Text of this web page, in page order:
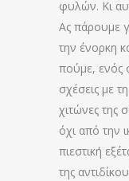
φυλών. Κι
Ας πάρουμε
την ένορκη
πούμε, ενός
σχέσεις με
χιτώνες της
όχι από την
πιεστική
της